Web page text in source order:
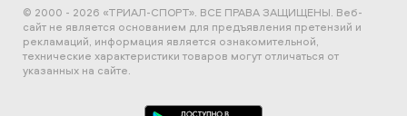
© 2000 - 2026 «ТРИАЛ-СПОРТ». ВСЕ ПРАВА ЗАЩИЩЕНЫ. Веб-
сайт не является основанием для предъявления претензий и
рекламаций, информация является ознакомительной,
технические характеристики товаров могут отличаться от
указанных на сайте.